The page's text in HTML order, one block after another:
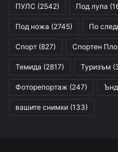
ПУЛС (2542) Под лупа
Под ножа (2745) По
Спорт (827) Спортен
Темида (2817) Туризъм
Фоторепортаж (247)
вашите снимки (133)